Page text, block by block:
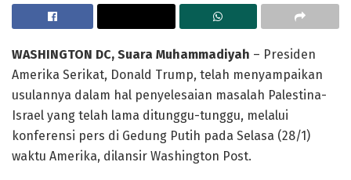
WASHINGTON DC, Suara Muhammadiyah – Presiden
Amerika Serikat, Donald Trump, telah menyampaikan
usulannya dalam hal penyelesaian masalah Palestina-
Israel yang telah lama ditunggu-tunggu, melalui
konferensi pers di Gedung Putih pada Selasa (28/1)
waktu Amerika, dilansir Washington Post.